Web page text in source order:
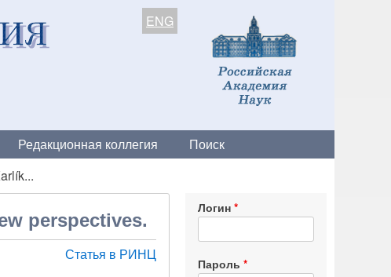
ENG
Редакционная коллегия Поиск
perspectives.
Статья в РИНЦ
Логин
Пароль